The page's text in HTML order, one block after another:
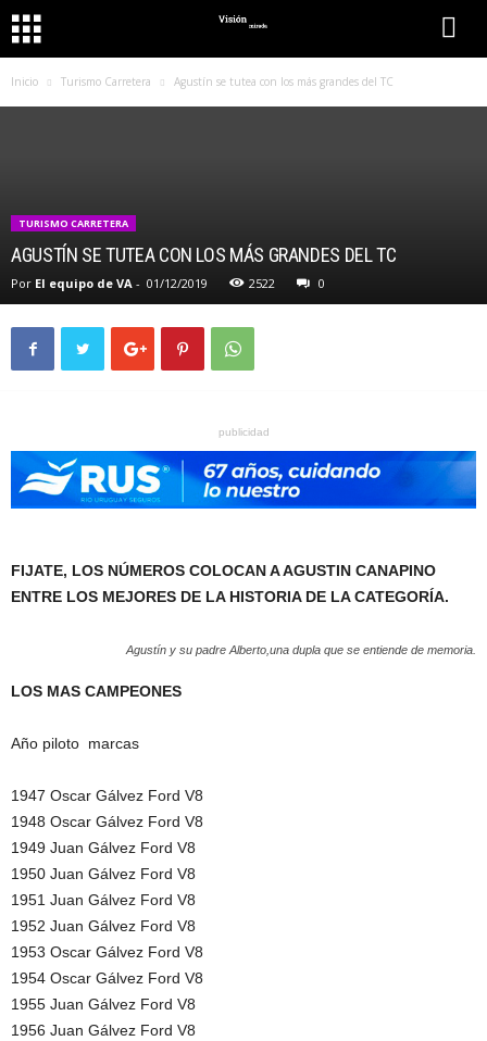
Inicio Turismo Carretera Agustín se tutea con los más grandes del TC
TURISMO CARRETERA
AGUSTÍN SE TUTEA CON LOS MÁS GRANDES DEL TC
Por El equipo de VA - 01/12/2019 2522 0
publicidad
FIJATE, LOS NÚMEROS COLOCAN A AGUSTIN CANAPINO
ENTRE LOS MEJORES DE LA HISTORIA DE LA CATEGORÍA.
Agustín y su padre Alberto,una dupla que se entiende de memoria.
LOS MAS CAMPEONES
Año piloto marcas
1947 Oscar Gálvez Ford V8
1948 Oscar Gálvez Ford V8
1949 Juan Gálvez Ford V8
1950 Juan Gálvez Ford V8
1951 Juan Gálvez Ford V8
1952 Juan Gálvez Ford V8
1953 Oscar Gálvez Ford V8
1954 Oscar Gálvez Ford V8
1955 Juan Gálvez Ford V8
1956 Juan Gálvez Ford V8